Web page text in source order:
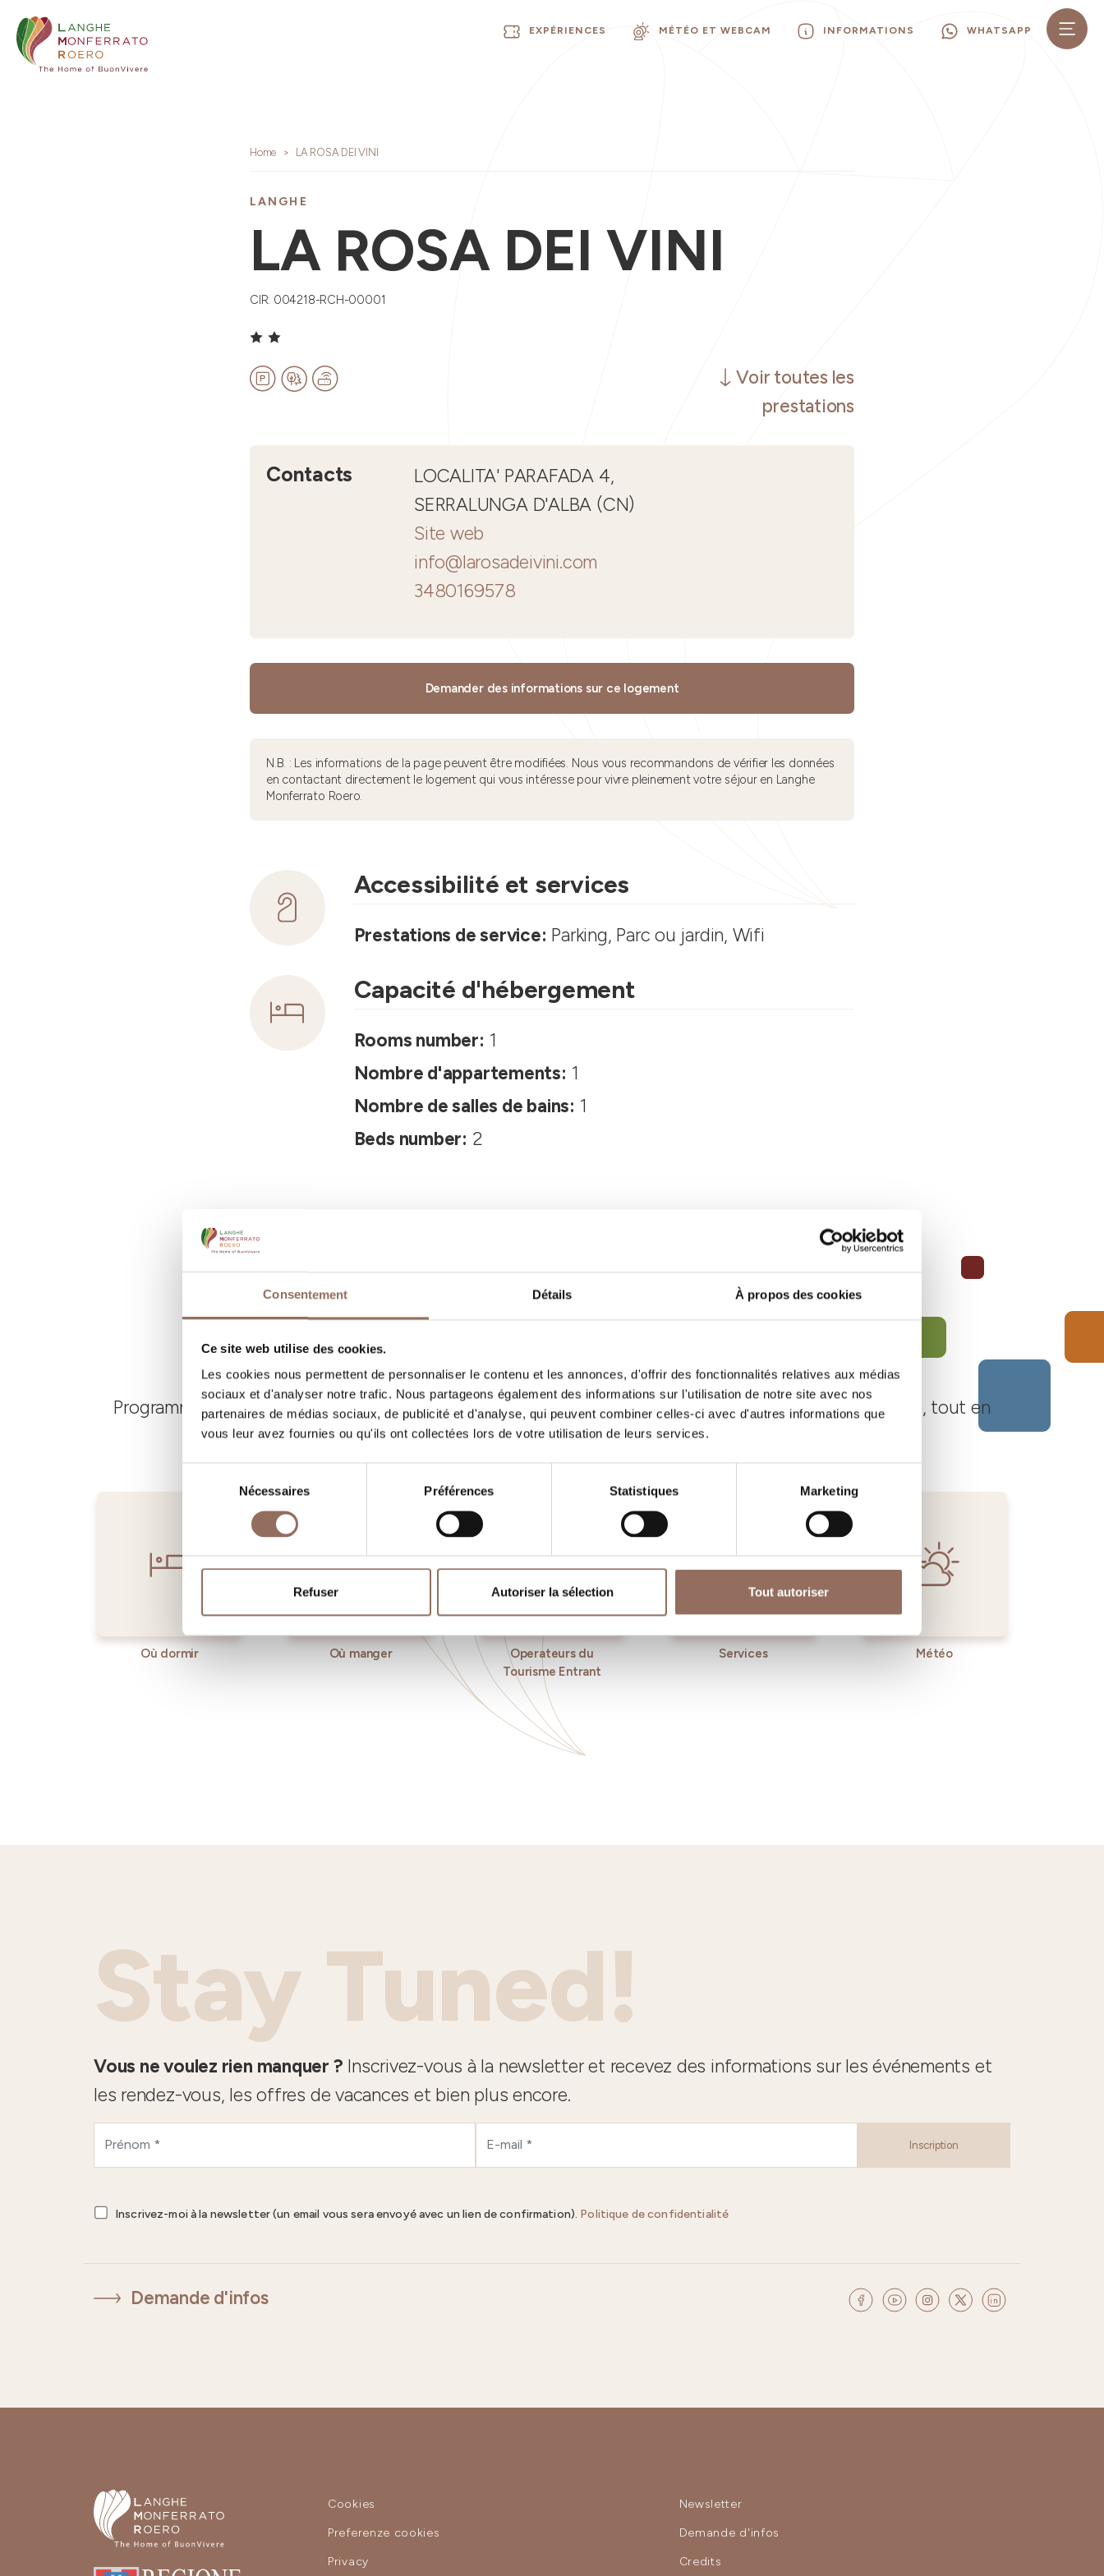
Consentement Détails À propos des cookies
Ce site web utilise des cookies.
Les cookies nous permettent de personnaliser le contenu et les annonces, d'offrir des fonctionnalités relatives aux médias
sociaux et d'analyser notre trafic. Nous partageons également des informations sur l'utilisation de notre site avec nos
partenaires de médias sociaux, de publicité et d'analyse, qui peuvent combiner celles-ci avec d'autres informations que
vous leur avez fournies ou qu'ils ont collectées lors de votre utilisation de leurs services.
consentement
Nécessaires Préférences Statistiques Marketing
Refuser Autoriser la sélection Tout autoriser
EXPÉRIENCES MÉTÉO ET WEBCAM INFORMATIONS WHATSAPP
Home LA ROSA DEI VINI
LANGHE
LA ROSA DEI VINI
CIR: 004218-RCH-00001
Voir toutes les
prestations
Contacts
LOCALITA' PARAFADA 4,
SERRALUNGA D'ALBA (CN)
Site web
info@larosadeivini.com
3480169578
Demander des informations sur ce logement
N.B. : Les informations de la page peuvent être modifiées. Nous vous recommandons de vérifier les données
en contactant directement le logement qui vous intéresse pour vivre pleinement votre séjour en Langhe
Monferrato Roero.
Accessibilité et services
Prestations de service: Parking, Parc ou jardin, Wifi
Capacité d'hébergement
Rooms number: 1
Nombre d'appartements: 1
Nombre de salles de bains: 1
Beds number: 2
Vos vacances
Programmez où dormir, où manger, quoi faire et visiter dans chaque coin de Langhe Monferrato Roero, tout en
gardant un œil sur la météo en temps réel
Où dormir Où manger
Operateurs du
Tourisme Entrant
Services Météo
Stay Tuned!
Vous ne voulez rien manquer ? Inscrivez-vous à la newsletter et recevez des informations sur les événements et
les rendez-vous, les offres de vacances et bien plus encore.
Inscription
Inscrivez-moi à la newsletter (un email vous sera envoyé avec un lien de confirmation). Politique de confidentialité
Demande d'infos
Cookies
Preferenze cookies
Privacy
Newsletter
Demande d'infos
Credits